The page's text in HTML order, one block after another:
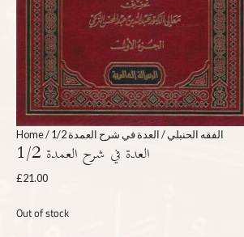
Home/ الفقه الحنبلي/ العدة في شرح العمدة 1/2
العدة في شرح العمدة 1/2
£21.00
Out of stock